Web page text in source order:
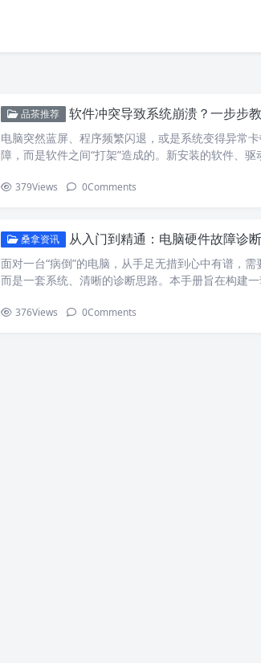
品茶推荐 软件冲突导致系统崩溃？一步步
电脑突然蓝屏、程序频繁闪退，或是系统变得异常
障，而是软件之间“打架”造成的。新安装的软件、
完整方案，教你如何干净地卸载问题软件并修复受
全模式后，开始清理可疑软件。请优先怀疑近期新安
379Views 0Comments
桑拿资讯 从入门到精通：电脑硬件故障诊
面对一台“病倒”的电脑，从手足无措到心中有谱，需
而是一套系统、清晰的诊断思路。本手册旨在构建
自己排忧解难，还是为朋友伸出援手，都能从容应
376Views 0Comments